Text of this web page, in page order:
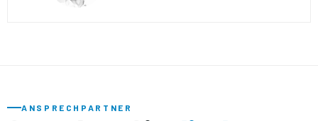
ANSPRECHPARTNER